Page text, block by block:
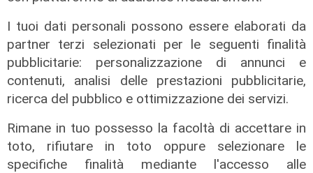
I tuoi dati personali possono essere elaborati da
partner terzi selezionati per le seguenti finalità
pubblicitarie: personalizzazione di annunci e
contenuti, analisi delle prestazioni pubblicitarie,
ricerca del pubblico e ottimizzazione dei servizi.
Rimane in tuo possesso la facoltà di accettare in
toto, rifiutare in toto oppure selezionare le
specifiche finalità mediante l'accesso alle
Il caos di destra e sinistra
07/02/2022